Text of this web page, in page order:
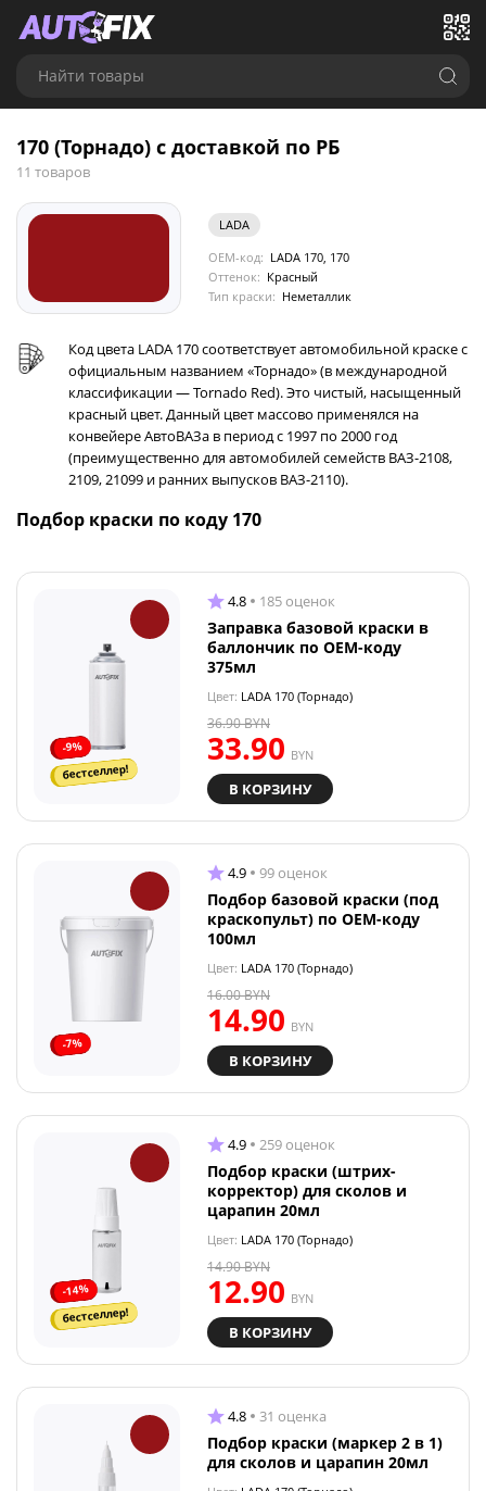
Найти товары
170 (Торнадо) с доставкой по РБ
11 товаров
LADA
OEM-код: LADA 170, 170
Оттенок: Красный
Тип краски: Неметаллик
Код цвета LADA 170 соответствует автомобильной краске с
официальным названием «Торнадо» (в международной
классификации — Tornado Red). Это чистый, насыщенный
красный цвет. Данный цвет массово применялся на
конвейере АвтоВАЗа в период с 1997 по 2000 год
(преимущественно для автомобилей семейств ВАЗ-2108,
2109, 21099 и ранних выпусков ВАЗ-2110).
Подбор краски по коду 170
-9%
бестселлер!
4.8 185 оценок
Заправка базовой краски в
баллончик по OEM-коду
375мл
Цвет: LADA 170 (Торнадо)
33.90 BYN
36.90BYN
В КОРЗИНУ
-7%
4.9 99 оценок
Подбор базовой краски (под
краскопульт) по OEM-коду
100мл
Цвет: LADA 170 (Торнадо)
14.90 BYN
16.00BYN
В КОРЗИНУ
-14%
бестселлер!
4.9 259 оценок
Подбор краски (штрих-
корректор) для сколов и
царапин 20мл
Цвет: LADA 170 (Торнадо)
12.90 BYN
14.90BYN
В КОРЗИНУ
4.8 31 оценка
Подбор краски (маркер 2 в 1)
для сколов и царапин 20мл